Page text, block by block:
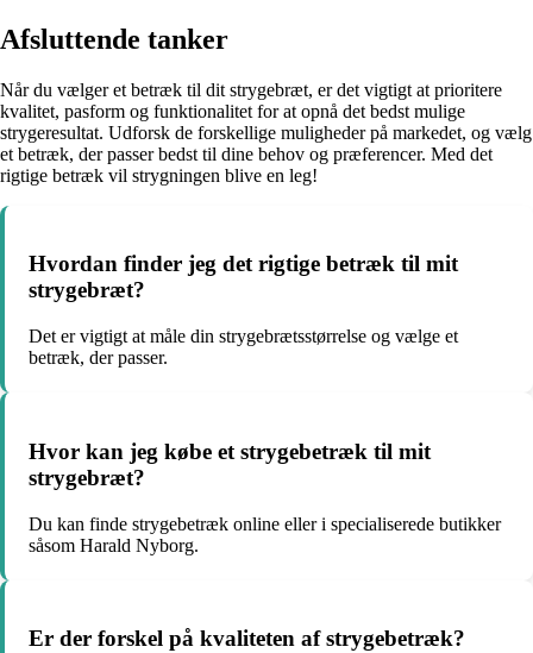
Afsluttende tanker
Når du vælger et betræk til dit strygebræt, er det vigtigt at prioritere
kvalitet, pasform og funktionalitet for at opnå det bedst mulige
strygeresultat. Udforsk de forskellige muligheder på markedet, og vælg
et betræk, der passer bedst til dine behov og præferencer. Med det
rigtige betræk vil strygningen blive en leg!
Hvordan finder jeg det rigtige betræk til mit
strygebræt?
Det er vigtigt at måle din strygebrætsstørrelse og vælge et
betræk, der passer.
Hvor kan jeg købe et strygebetræk til mit
strygebræt?
Du kan finde strygebetræk online eller i specialiserede butikker
såsom Harald Nyborg.
Er der forskel på kvaliteten af strygebetræk?